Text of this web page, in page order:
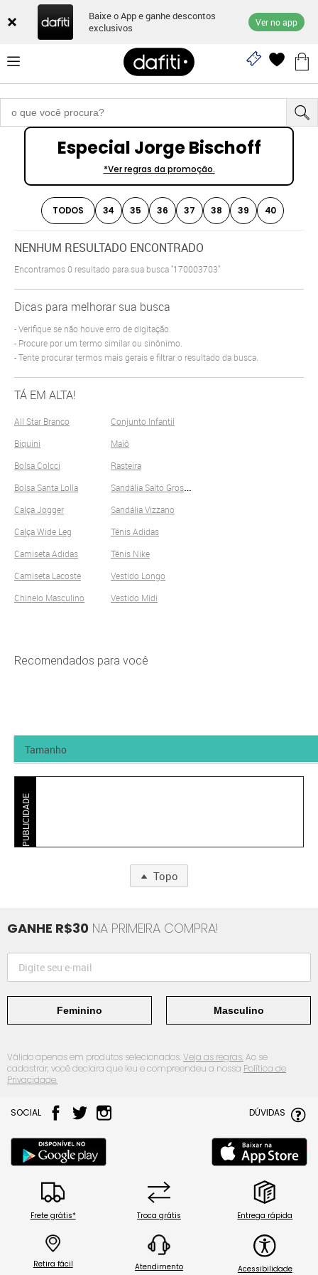
Baixe o App e ganhe descontos
exclusivos
Ver no app
Especial Jorge Bischoff
*Ver regras da promoção.
TODOS 34 35 36 37 38 39 40
NENHUM RESULTADO ENCONTRADO
Encontramos0 resultado para sua busca"170003703"
Dicas para melhorar sua busca
Verifique se não houve erro de digitação.
Procure por um termo similar ou sinônimo.
Tente procurar termos mais gerais e filtrar o resultado da busca.
TÁ EM ALTA!
All Star Branco
Biquini
Bolsa Colcci
Bolsa Santa Lolla
Calça Jogger
Calça Wide Leg
Camiseta Adidas
Camiseta Lacoste
Chinelo Masculino
Conjunto Infantil
Maiô
Rasteira
S
andália Salto Grosso
Sandália Vizzano
Tênis Adidas
Tênis Nike
Vestido Longo
Vestido Midi
Recomendados para você
PUBLICIDADE
Topo
GANHE R$30 NA PRIMEIRA COMPRA!
Feminino Masculino
Válido apenas em produtos selecionados.Veja as regras.Ao se
cadastrar, você declara que leu e compreendeu a nossa Política de
Privacidade.
SOCIAL DÚVIDAS
Frete grátis* Troca grátis Entrega rápida
Retira fácil Atendimento Acessibilidade